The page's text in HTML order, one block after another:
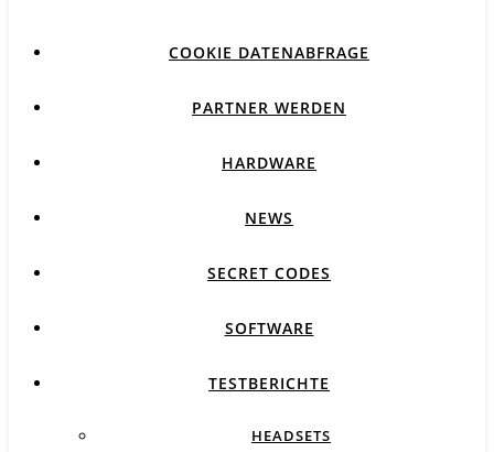
COOKIE DATENABFRAGE
PARTNER WERDEN
HARDWARE
NEWS
SECRET CODES
SOFTWARE
TESTBERICHTE
HEADSETS